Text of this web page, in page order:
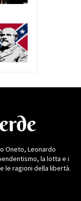
Oneto, Leonardo
la lotta e i
le ragioni della libertà.